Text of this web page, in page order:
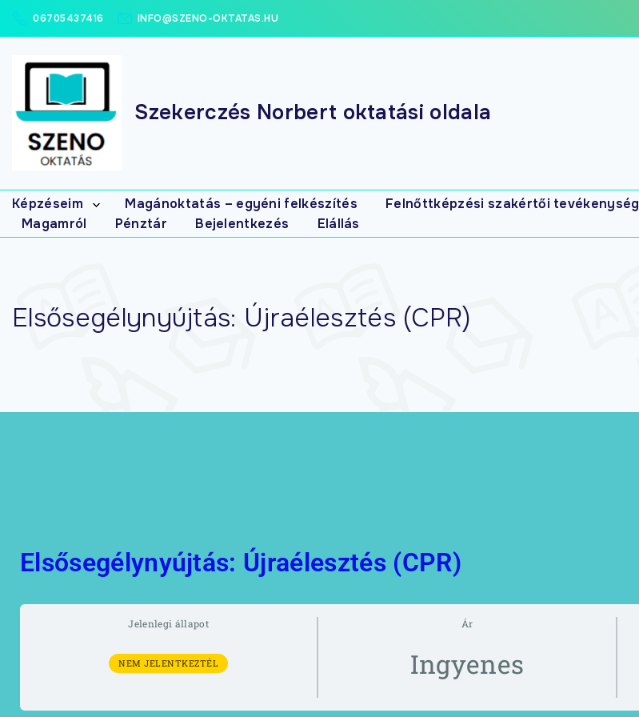
06705437416 INFO@SZENO-OKTATAS.HU
Szekerczés Norbert oktatási oldala
Képzéseim
Elsősegély
Gyógymasszőr
interaktív (írásbeli)
gyakorló-
tanfolyamok
Magánoktatás – egyéni felkészítés Felnőttképzési szakértői tevékenység
Magamról
Pénztár Bejelentkezés Elállás
Elsősegélynyújtás: Újraélesztés (CPR)
Elsősegélynyújtás: Újraélesztés (CPR)
Jelenlegi állapot
NEM JELENTKEZTÉL
Ár
Ingyenes